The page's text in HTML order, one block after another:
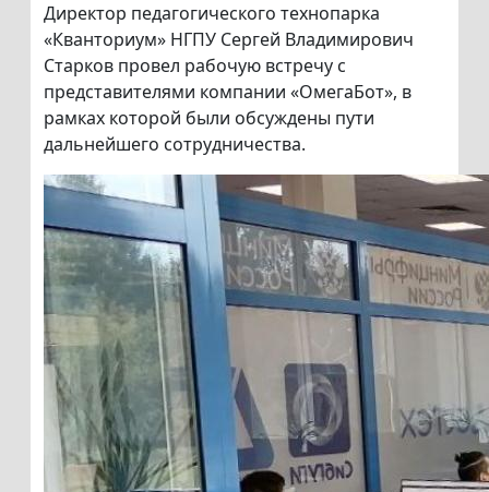
Директор педагогического технопарка
«Кванториум» НГПУ Сергей Владимирович
Старков провел рабочую встречу с
представителями компании «ОмегаБот», в
рамках которой были обсуждены пути
дальнейшего сотрудничества.